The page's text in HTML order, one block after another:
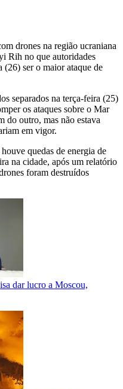
drones na região ucraniana
Rih no que autoridades
(26) ser o maior ataque de
separados na terça-feira (25)
os ataques sobre o Mar
do outro, mas não estava
em vigor.
quedas de energia de
na cidade, após um relatório
foram destruídos
dar lucro a Moscou,